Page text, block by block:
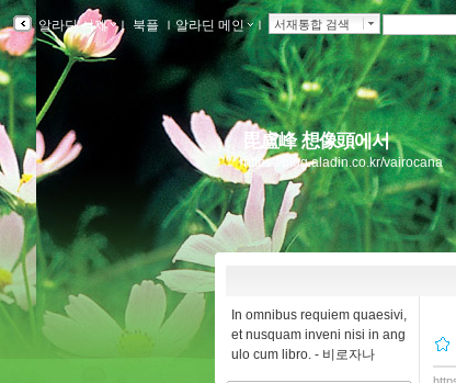
알라딘 서재 ｌ 북플 ｌ 알라딘 메인 ｌ 서재통합 검색
毘盧峰 想像頭에서
https://blog.aladin.co.kr/vairocana
In omnibus requiem quaesivi,
et nusquam inveni nisi in ang
ulo cum libro. - 비로자나